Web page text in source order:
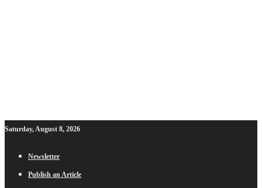
Saturday, August 8, 2026
Newsletter
Publish an Article